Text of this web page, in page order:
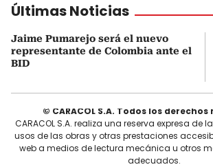
Últimas Noticias
Jaime Pumarejo será el nuevo
representante de Colombia ante el
BID
© CARACOL S.A. Todos los
CARACOL S.A. realiza una reserva expresa de
usos de las obras y otras prestaciones
web a medios de lectura mecánica u otros
adecuados.